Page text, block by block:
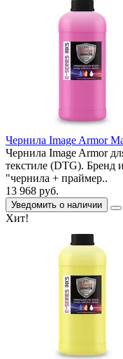
Чернила Image Armor
Чернила Image Armor
текстиле (DTG). Бренд
"чернила + праймер..
13 968 руб.
Уведомить о наличии
Хит!